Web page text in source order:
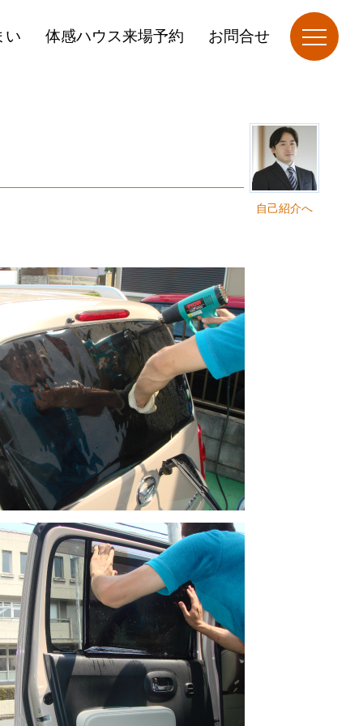
い 体感ハウス来場予約 お問合せ
自己紹介へ